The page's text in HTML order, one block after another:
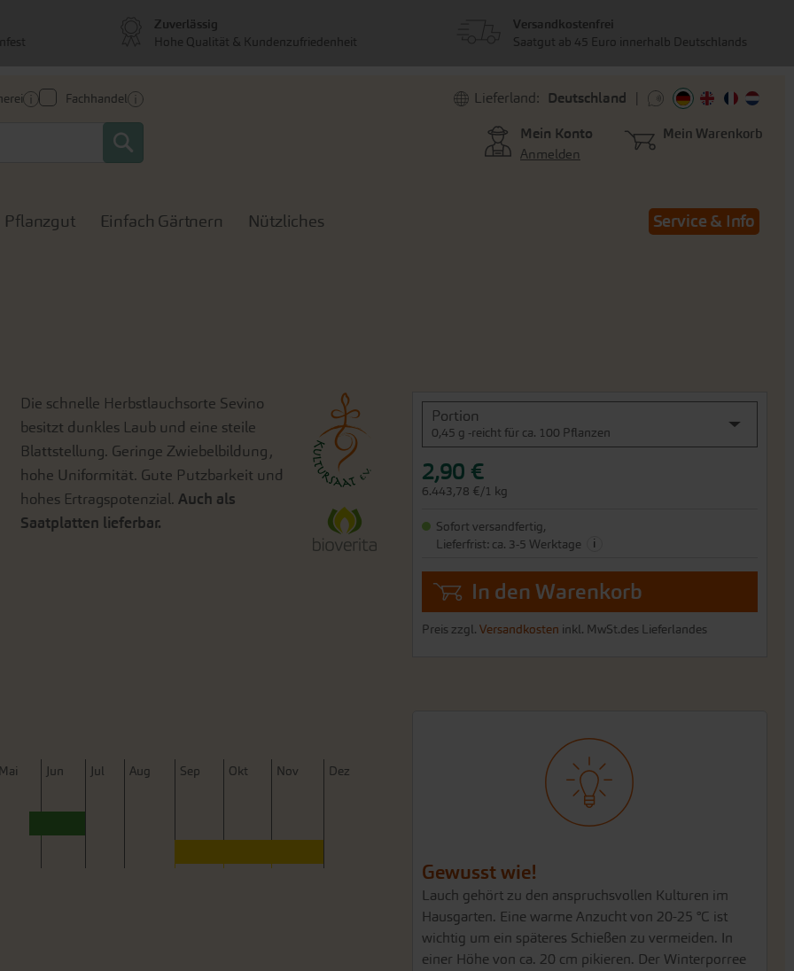
Fachhandel
Search
Lieferland: Deutschland
Mein Konto
Anmelden
Mein Warenkorb
Pflanzgut Einfach Gärtnern Nützliches Service & Info
Portion
0,45 g -reicht für ca. 100 Pflanzen
2,90 €
6.443,78 €/1 kg
Sofort versandfertig,
Lieferfrist: ca. 3-5 Werktage
i
In den Warenkorb
Preis zzgl. Versandkosten inkl. MwSt.des Lieferlandes
Die schnelle Herbstlauchsorte Sevino
besitzt dunkles Laub und eine steile
Blattstellung. Geringe Zwiebelbildung,
hohe Uniformität. Gute Putzbarkeit und
hohes Ertragspotenzial.Auch als
Saatplatten lieferbar.
Mai Jun Jul Aug Sep Okt Nov Dez
Gewusst wie!
Lauch gehört zu den anspruchsvollen Kulturen im
Hausgarten. Eine warme Anzucht von 20-25 °C ist
wichtig um ein späteres Schießen zu vermeiden. In
einer Höhe von ca. 20 cm pikieren. Der Winterporree
Zuverlässig
Hohe Qualität & Kundenzufriedenheit
Versandkostenfrei
Saatgut ab 45 Euro innerhalb Deutschlands